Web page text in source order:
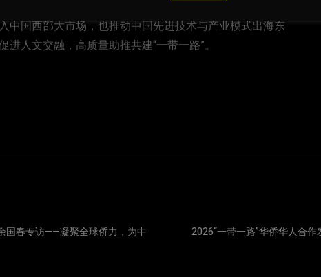
作的核心平台。它汇聚全球侨商侨智，打通政策、市
中国西部大市场，也推动中国先进技术与产业模式出海东
人文交融，高质量助推共建“一带一路”。
国春专访——凝聚全球侨力，为中
2026“一带一路”华侨华人合